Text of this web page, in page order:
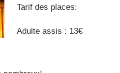
Tarif des places:
Adulte assis : 13€